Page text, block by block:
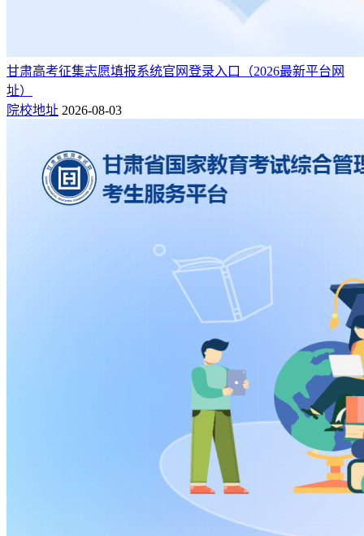
甘肃高考征集志愿填报系统官网登录入口（2026最新平台网
址）
院校地址 2026-08-03